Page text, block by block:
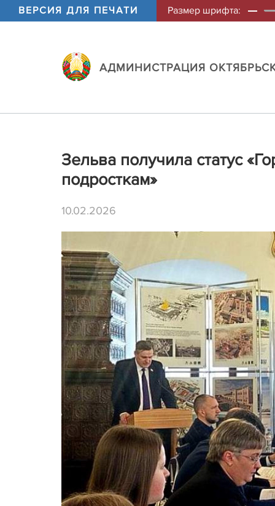
ВЕРСИЯ ДЛЯ ПЕЧАТИ Размер шрифта:
АДМИНИСТРАЦИЯ
Зельва получила статус
подросткам»
10.02.2026